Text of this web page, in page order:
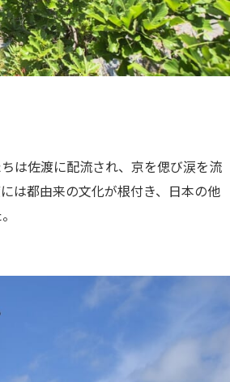
は佐渡に配流され、京を偲び涙を流
は都由来の文化が根付き、日本の他